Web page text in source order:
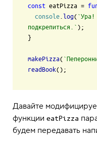
const eatPizza =
console log( `Ура!
подкрепиться.` );
}
makePizza(
readBook
Давайте
функции eatPizza
будем передавать